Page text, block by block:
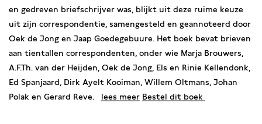
en gedreven briefschrijver was, blijkt uit deze ruime keuze
uit zijn correspondentie, samengesteld en geannoteerd door
Oek de Jong en Jaap Goedegebuure. Het boek bevat brieven
aan tientallen correspondenten, onder wie Marja Brouwers,
A.F.Th. van der Heijden, Oek de Jong, Els en Rinie Kellendonk,
Ed Spanjaard, Dirk Ayelt Kooiman, Willem Oltmans, Johan
Polak en Gerard Reve. lees meer Bestel dit boek